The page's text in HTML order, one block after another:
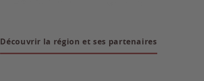
Découvrir la région et ses partenaires